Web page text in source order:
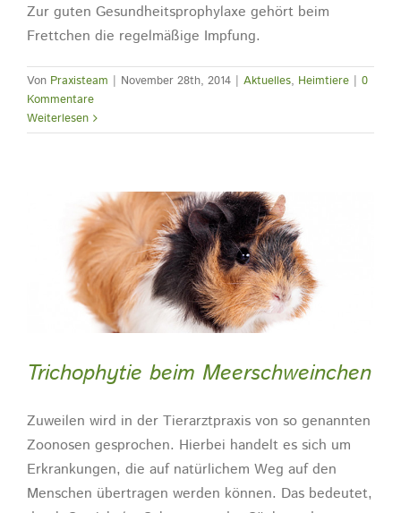
Zur guten Gesundheitsprophylaxe gehört beim
Frettchen die regelmäßige Impfung.
Von Praxisteam | November 28th, 2014 | Aktuelles, Heimtiere | 0
Kommentare
Weiterlesen
Trichophytie beim Meerschweinchen
Zuweilen wird in der Tierarztpraxis von so genannten
Zoonosen gesprochen. Hierbei handelt es sich um
Erkrankungen, die auf natürlichem Weg auf den
Menschen übertragen werden können. Das bedeutet,